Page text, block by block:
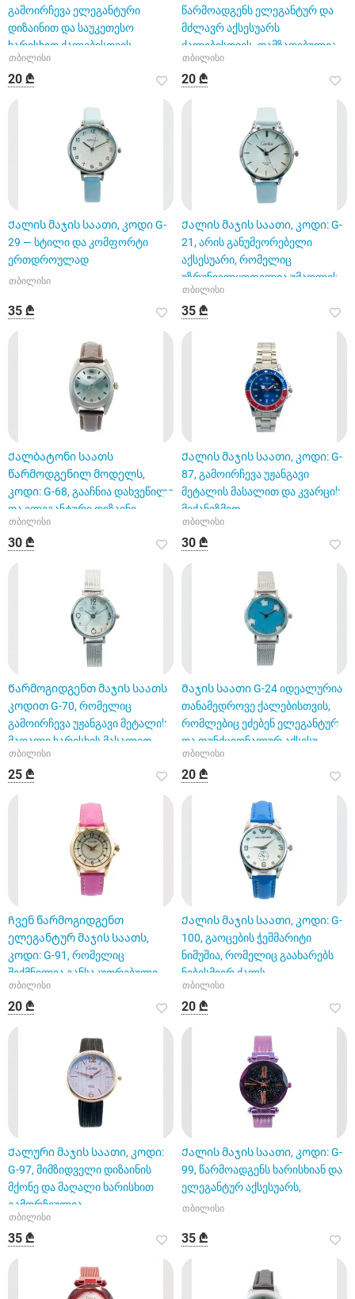
გამოირჩევა ელეგანტური
დიზაინით და საუკეთესო
ხარისხით ქალებისთვის
თბილისი
20 ₾
წარმოადგენს ელეგანტურ და
მძლავრ აქსესუარს
ქალებისთვის. დამზადებულია
უჟანგავი მ
თბილისი
20 ₾
Ქალის მაჯის საათი, კოდი G-
29 — სტილი და კომფორტი
ერთდროულად
თბილისი
35 ₾
Ქალის მაჯის საათი, კოდი: G-
21, არის განუმეორებელი
აქსესუარი, რომელიც
უზრუნველყოფილია უმაღლესი
ხარისხ
თბილისი
35 ₾
Ქალბატონი საათს
წარმოდგენილ მოდელს,
კოდი: G-68, გააჩნია დახვეწილი
და ელეგანტური დიზაინი.
თბილისი
30 ₾
Ქალის მაჯის საათი, კოდი: G-
87, გამოირჩევა უჟანგავი
მეტალის მასალით და კვარცის
მექანიზმით
თბილისი
30 ₾
Წარმოგიდგენთ მაჯის საათს
კოდით G-70, რომელიც
გამოირჩევა უჟანგავი მეტალის
მაღალი ხარისხის მასალით
თბილისი
25 ₾
Მაჯის საათი G-24 იდეალურია
თანამედროვე ქალებისთვის,
რომლებიც ეძებენ ელეგანტურ
და ფუნქციონალურ აქსესუ
თბილისი
20 ₾
Ჩვენ წარმოგიდგენთ
ელეგანტურ მაჯის საათს,
კოდი: G-91, რომელიც
შექმნილია განსაკუთრებული
მოდური გემოვნე
თბილისი
20 ₾
Ქალის მაჯის საათი, კოდი: G-
100, გაოცების ჭეშმარიტი
ნიმუშია, რომელიც გაახარებს
ნებისმიერ ქალს.
თბილისი
20 ₾
Ქალური მაჯის საათი, კოდი:
G-97, მიმზიდველი დიზაინის
მქონე და მაღალი ხარისხით
გამორჩეულია
თბილისი
35 ₾
Ქალის მაჯის საათი, კოდი: G-
99, წარმოადგენს ხარისხიან და
ელეგანტურ აქსესუარს,
თბილისი
35 ₾